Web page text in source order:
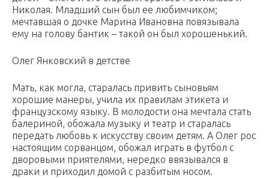
Николая. Младший сын был ее любимчиком;
мечтавшая о дочке Марина Ивановна повязывала
ему на голову бантик – такой он был хорошенький.
Олег Янковский в детстве
Мать, как могла, старалась привить сыновьям
хорошие манеры, учила их правилам этикета и
французскому языку. В молодости она мечтала стать
балериной, обожала музыку и театр и старалась
передать любовь к искусству своим детям. А Олег рос
настоящим сорванцом, обожал играть в футбол с
дворовыми приятелями, нередко ввязывался в
драки и приходил домой с разбитым носом.